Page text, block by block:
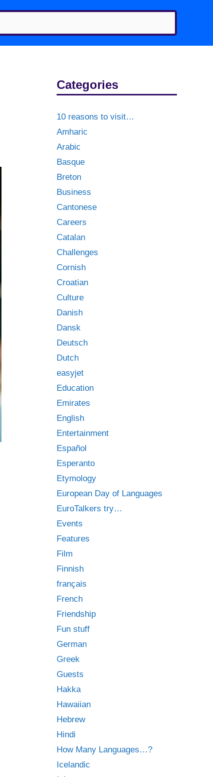
Categories
10 reasons to visit…
Amharic
Arabic
Basque
Breton
Business
Cantonese
Careers
Catalan
Challenges
Cornish
Croatian
Culture
Danish
Dansk
Deutsch
Dutch
easyjet
Education
Emirates
English
Entertainment
Español
Esperanto
Etymology
European Day of Languages
EuroTalkers try…
Events
Features
Film
Finnish
français
French
Friendship
Fun stuff
German
Greek
Guests
Hakka
Hawaiian
Hebrew
Hindi
How Many Languages…?
Icelandic